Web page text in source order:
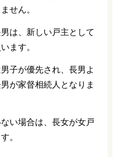
せん。
は、新しい戸主として
ます。
子が優先され、長男よ
が家督相続人となりま
い場合は、長女が女戸
。